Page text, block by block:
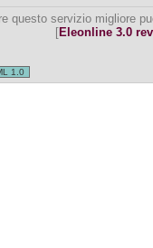
questo servizio migliore
[Eleonline 3.0
1.0